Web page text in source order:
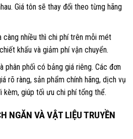
Giá tôn sẽ thay đổi theo từng hãng
càng nhiều thì chi phí trên mỗi mét
khấu và giảm phí vận chuyển.
phân phối có bảng giá riêng. Các đơn
rõ ràng, sản phẩm chính hãng, dịch vụ
kèm, giúp tối ưu chi phí tổng thể.
NGĂN VÀ VẬT LIỆU TRUYỀN